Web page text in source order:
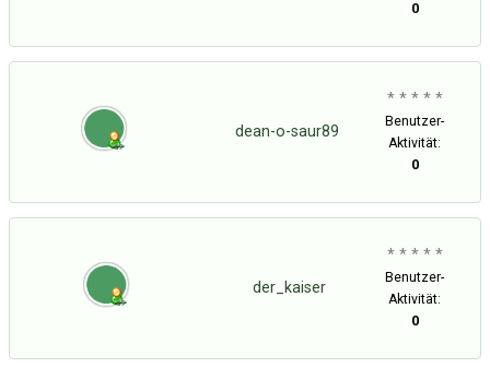
0
dean-o-saur89
* * * * *
Benutzer-
Aktivität:
0
der_kaiser
* * * * *
Benutzer-
Aktivität:
0